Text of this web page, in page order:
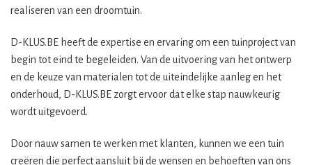
realiseren van een droomtuin.
D-KLUS.BE heeft de expertise en ervaring om een tuinproject van
begin tot eind te begeleiden. Van de uitvoering van het ontwerp
en de keuze van materialen tot de uiteindelijke aanleg en het
onderhoud, D-KLUS.BE zorgt ervoor dat elke stap nauwkeurig
wordt uitgevoerd.
Door nauw samen te werken met klanten, kunnen we een tuin
creëren die perfect aansluit bij de wensen en behoeften van ons